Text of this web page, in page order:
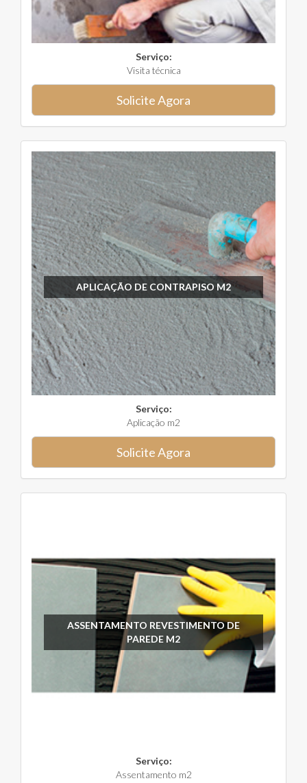
Serviço:
Visita técnica
Solicite Agora
APLICAÇÃO DE CONTRAPISO M2
Serviço:
Aplicação m2
Solicite Agora
ASSENTAMENTO REVESTIMENTO DE
PAREDE M2
Serviço:
Assentamento m2